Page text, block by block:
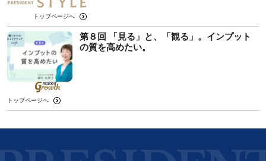
トップページへ
第８回 「見る」と、「観る」。インプット
の質を高めたい。
トップページへ